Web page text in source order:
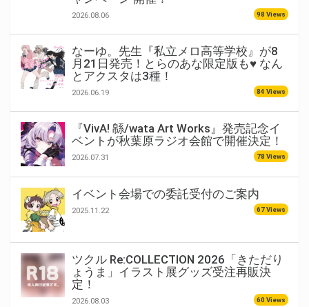
2026.08.06 98 Views
なーゆ。先生『私立メロ高等学校』が8
月21日発売！とらのあな限定版も♥ なん
とアクスタは3種！
2026.06.19 84 Views
『VivA! 緜/wata Art Works』発売記念イ
ベントが秋葉原ラジオ会館で開催決定！
2026.07.31 78 Views
イベント会場での委託受付のご案内
2025.11.22 67 Views
ツクル Re:COLLECTION 2026「きただり
ょうま」イラスト展グッズ受注再販決
定！
2026.08.03 60 Views